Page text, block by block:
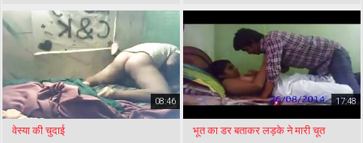
08:46
वेस्या की चुदाई
17:48
भूत का डर बताकर लड़के ने मारी चूत